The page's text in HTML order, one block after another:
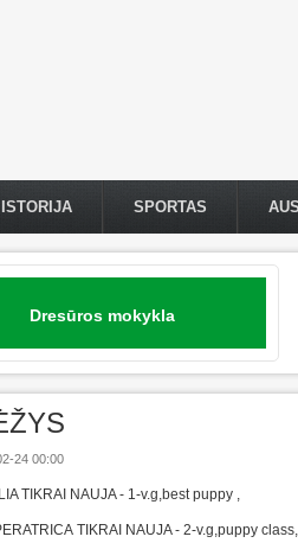
ISTORIJA SPORTAS
Dresūros mokykla
24 00:00
TIKRAI NAUJA - 1-v.g,best puppy ,
TIKRAI NAUJA - 2-v.g,puppy class,